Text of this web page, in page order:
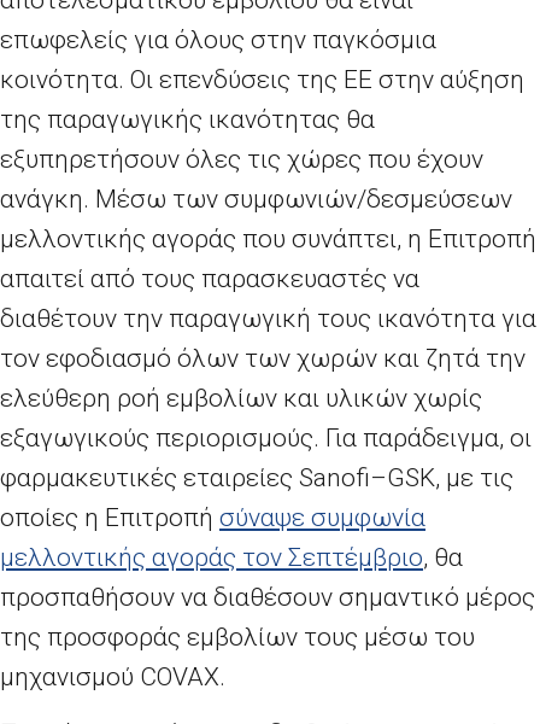
επωφελείς για όλους στην παγκόσμια
κοινότητα. Οι επενδύσεις της ΕΕ στην αύξηση
της παραγωγικής ικανότητας θα
εξυπηρετήσουν όλες τις χώρες που έχουν
ανάγκη. Μέσω των συμφωνιών/δεσμεύσεων
μελλοντικής αγοράς που συνάπτει, η Επιτροπή
απαιτεί από τους παρασκευαστές να
διαθέτουν την παραγωγική τους ικανότητα για
τον εφοδιασμό όλων των χωρών και ζητά την
ελεύθερη ροή εμβολίων και υλικών χωρίς
εξαγωγικούς περιορισμούς. Για παράδειγμα, οι
φαρμακευτικές εταιρείες Sanofi–GSK, με τις
οποίες η Επιτροπή σύναψε συμφωνία
μελλοντικής αγοράς τον Σεπτέμβριο, θα
προσπαθήσουν να διαθέσουν σημαντικό μέρος
της προσφοράς εμβολίων τους μέσω του
μηχανισμού COVAX.